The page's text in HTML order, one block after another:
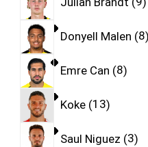
Donyell Malen 8
Emre Can 8
Koke 13
Saul Niguez 3